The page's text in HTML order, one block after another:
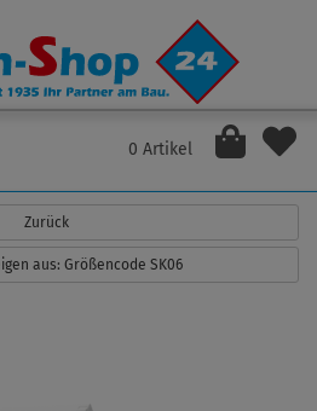
0 Artikel
Zurück
aus: Größencode SK06